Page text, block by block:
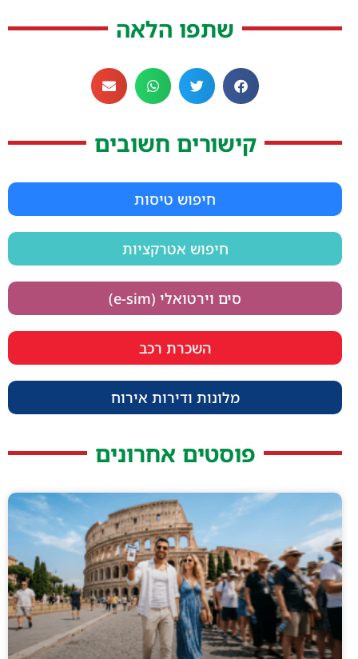
שתפו הלאה
קישורים חשובים
חיפוש טיסות
חיפוש אטרקציות
סים וירטואלי (e-sim)
השכרת רכב
מלונות ודירות אירוח
פוסטים אחרונים